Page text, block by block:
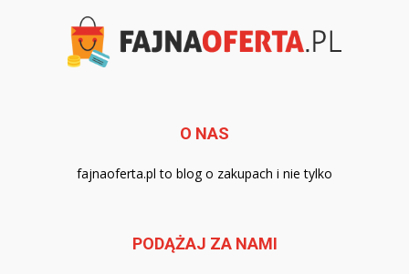
O NAS
fajnaoferta.pl to blog o zakupach i nie tylko
PODĄŻAJ ZA NAMI